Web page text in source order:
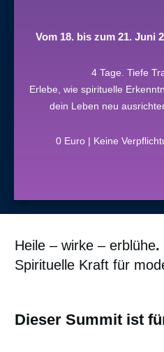
Vom 18. bis zum 21. Juni
4 Tage. Tiefe
Erlebe, wie spirituelle
dein Leben neu
0 Euro | Keine
Heile – wirke – erblühe.
Spirituelle Kraft für
Dieser Summit ist